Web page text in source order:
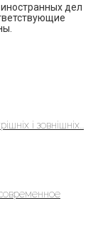
дел
і зовнішніх...